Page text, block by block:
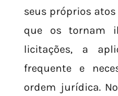
seus próprios
que os tornam
licitações, a
frequente e
ordem jurídica.